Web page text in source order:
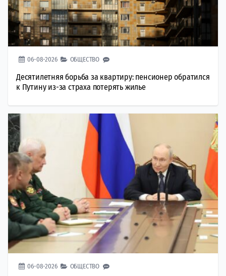
06-08-2026 ОБЩЕСТВО
Десятилетняя борьба за квартиру: пенсионер обратился
к Путину из-за страха потерять жилье
06-08-2026 ОБЩЕСТВО